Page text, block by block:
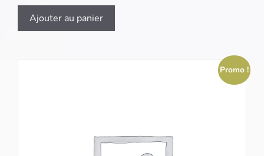
Ajouter au panier
Promo !